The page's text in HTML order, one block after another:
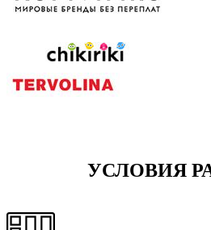
УСЛОВИЯ